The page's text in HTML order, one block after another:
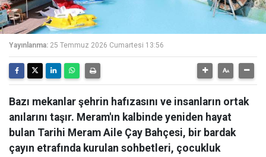
Yayınlanma: 25 Temmuz 2026 Cumartesi 13:56
Bazı mekanlar şehrin hafızasını ve insanların ortak
anılarını taşır. Meram'ın kalbinde yeniden hayat
bulan Tarihi Meram Aile Çay Bahçesi, bir bardak
çayın etrafında kurulan sohbetleri, çocukluk